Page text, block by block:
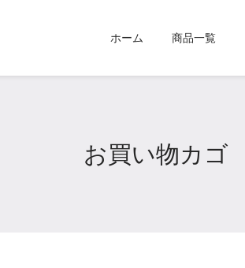
ホーム 商品一覧
お買い物カゴ